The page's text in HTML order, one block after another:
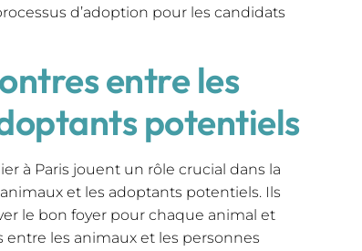
d’adoption pour les candidats
entre les
potentiels
à Paris jouent un rôle crucial dans la
et les adoptants potentiels. Ils
le bon foyer pour chaque animal et
entre les animaux et les personnes